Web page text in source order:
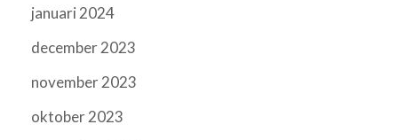
januari 2024
december 2023
november 2023
oktober 2023